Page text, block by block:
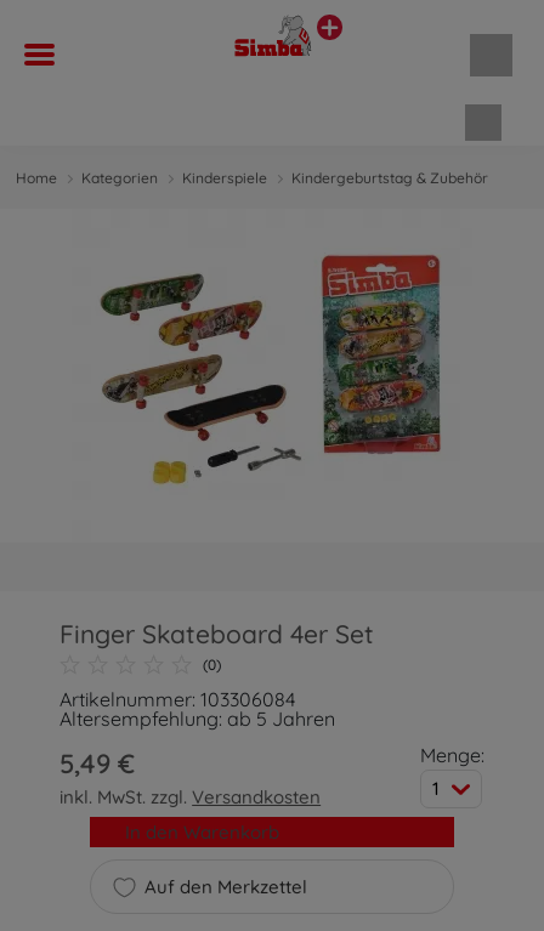
Home Kategorien Kinderspiele Kindergeburtstag & Zubehör
Finger Skateboard 4er Set
(0)
Artikelnummer: 103306084
Altersempfehlung: ab 5 Jahren
5,49 €
inkl. MwSt. zzgl.Versandkosten
Menge:
1
Auf den Merkzettel
In den Warenkorb